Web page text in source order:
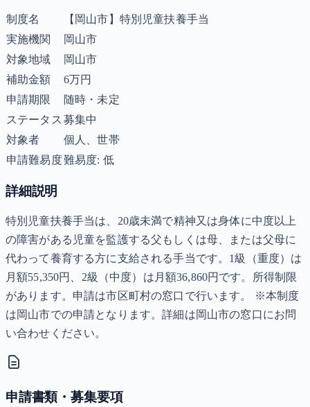
制度名
【岡山市】特別児童扶養手当
実施機関
岡山市
対象地域
岡山市
補助金額
6万円
申請期限
随時・未定
ステータス 募集中
対象者
個人、世帯
申請難易度難易度: 低
詳細説明
特別児童扶養手当は、20歳未満で精神又は身体に中度以上
の障害がある児童を監護する父もしくは母、または父母に
代わって養育する方に支給される手当です。1級（重度）は
月額55,350円、2級（中度）は月額36,860円です。所得制限
があります。申請は市区町村の窓口で行います。 ※本制度
は岡山市での申請となります。詳細は岡山市の窓口にお問
い合わせください。
申請書類・募集要項